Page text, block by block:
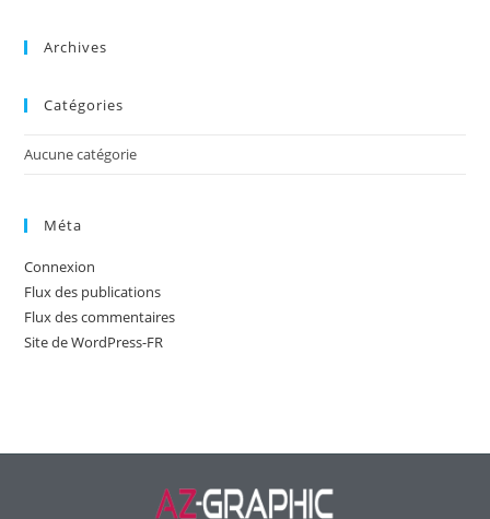
Archives
Catégories
Aucune catégorie
Méta
Connexion
Flux des publications
Flux des commentaires
Site de WordPress-FR